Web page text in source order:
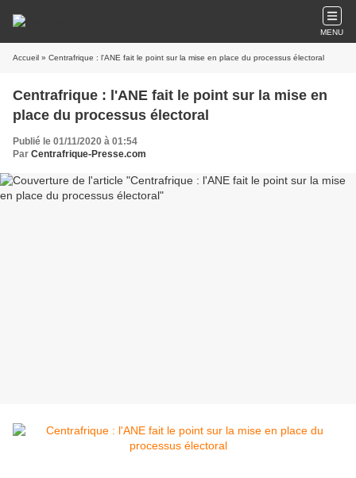
MENU
Accueil » Centrafrique : l'ANE fait le point sur la mise en place du processus électoral
Centrafrique : l'ANE fait le point sur la mise en
place du processus électoral
Publié le 01/11/2020 à 01:54
Par Centrafrique-Presse.com